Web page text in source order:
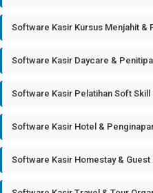
Software Kasir Kursus Menjahit &
Software Kasir Daycare &
Software Kasir Pelatihan Soft Skill
Software Kasir Hotel &
Software Kasir Homestay & Guest